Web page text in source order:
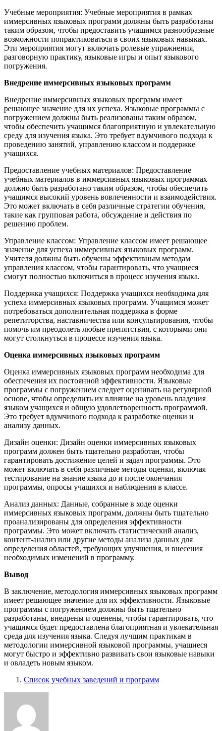
Учебные мероприятия: Учебные мероприятия в рамках
иммерсивных языковых программ должны быть разработаны
таким образом, чтобы предоставить учащимся разнообразные
возможности попрактиковаться в своих языковых навыках.
Эти мероприятия могут включать ролевые упражнения,
разговорную практику, языковые игры и опыт языкового
погружения.
Внедрение иммерсивных языковых программ
Внедрение иммерсивных языковых программ имеет
решающее значение для их успеха. Языковые программы с
погружением должны быть реализованы таким образом,
чтобы обеспечить учащимся благоприятную и увлекательную
среду для изучения языка. Это требует вдумчивого подхода к
проведению занятий, управлению классом и поддержке
учащихся.
Предоставление учебных материалов: Предоставление
учебных материалов в иммерсивных языковых программах
должно быть разработано таким образом, чтобы обеспечить
учащимся высокий уровень вовлеченности и взаимодействия.
Это может включать в себя различные стратегии обучения,
такие как групповая работа, обсуждение и действия по
решению проблем.
Управление классом: Управление классом имеет решающее
значение для успеха иммерсивных языковых программ.
Учителя должны быть обучены эффективным методам
управления классом, чтобы гарантировать, что учащиеся
смогут полностью включиться в процесс изучения языка.
Поддержка учащихся: Поддержка учащихся необходима для
успеха иммерсивных языковых программ. Учащимся может
потребоваться дополнительная поддержка в форме
репетиторства, наставничества или консультирования, чтобы
помочь им преодолеть любые препятствия, с которыми они
могут столкнуться в процессе изучения языка.
Оценка иммерсивных языковых программ
Оценка иммерсивных языковых программ необходима для
обеспечения их постоянной эффективности. Языковые
программы с погружением следует оценивать на регулярной
основе, чтобы определить их влияние на уровень владения
языком учащихся и общую удовлетворенность программой.
Это требует вдумчивого подхода к разработке оценки и
анализу данных.
Дизайн оценки: Дизайн оценки иммерсивных языковых
программ должен быть тщательно разработан, чтобы
гарантировать достижение целей и задач программы. Это
может включать в себя различные методы оценки, включая
тестирование на знание языка до и после окончания
программы, опросы учащихся и наблюдения в классе.
Анализ данных: Данные, собранные в ходе оценки
иммерсивных языковых программ, должны быть тщательно
проанализированы для определения эффективности
программы. Это может включать статистический анализ,
контент-анализ или другие методы анализа данных для
определения областей, требующих улучшения, и внесения
необходимых изменений в программу.
Вывод
В заключение, методология иммерсивных языковых программ
имеет решающее значение для их эффективности. Языковые
программы с погружением должны быть тщательно
разработаны, внедрены и оценены, чтобы гарантировать, что
учащимся будет предоставлена благоприятная и увлекательная
среда для изучения языка. Следуя лучшим практикам в
методологии иммерсивной языковой программы, учащиеся
могут быстро и эффективно развивать свои языковые навыки
и овладеть новым языком.
Список учебных заведений и программ